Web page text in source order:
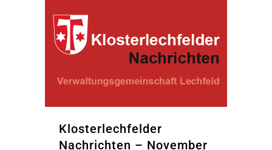
Klosterlechfelder
Nachrichten – November